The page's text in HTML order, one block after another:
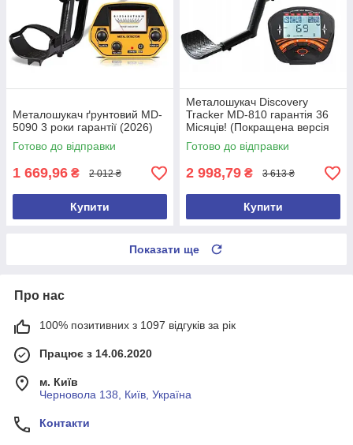
Металошукач ґрунтовий MD-
5090 3 роки гарантії (2026)
Готово до відправки
1 669,96 ₴ 2 012 ₴
Купити
Металошукач Discovery
Tracker MD-810 гарантія 36
Місяців! (Покращена версія
2026 року)
Готово до відправки
2 998,79 ₴ 3 613 ₴
Купити
Показати ще
Про нас
100% позитивних з 1097 відгуків за рік
Працює з 14.06.2020
м. Київ
Черновола 138, Київ, Україна
Контакти